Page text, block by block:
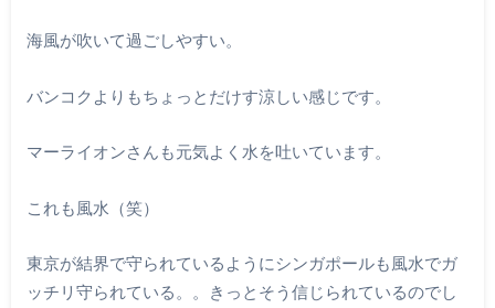
海風が吹いて過ごしやすい。
バンコクよりもちょっとだけす涼しい感じです。
マーライオンさんも元気よく水を吐いています。
これも風水（笑）
東京が結界で守られているようにシンガポールも風水でガ
ッチリ守られている。。きっとそう信じられているのでし